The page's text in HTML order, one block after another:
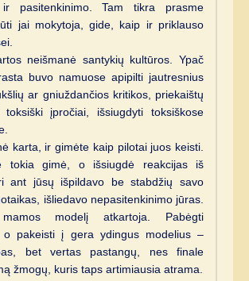
ir pasitenkinimo. Tam tikra prasme
jai mokytoja, gide, kaip ir priklauso
neišmanė santykių kultūros. Ypač
buvo namuose apipilti jautresnius
ar gniuždančios kritikos, priekaištų
toksiški įpročiai, išsiugdyti toksiškose
karta, ir gimėte kaip pilotai juos keisti.
tokia gimė, o išsiugdė reakcijas iš
ant jūsų išpildavo be stabdžių savo
išliedavo nepasitenkinimo jūras.
modelį atkartoja. Pabėgti
o pakeisti į gera ydingus modelius –
bet vertas pastangų, nes finale
žmogų, kuris taps artimiausia atrama.